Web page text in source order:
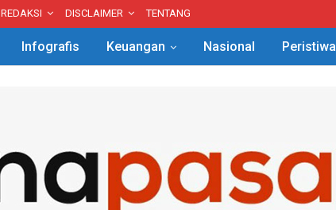
REDAKSI DISCLAIMER TENTANG
Infografis Keuangan Nasional Peristiwa